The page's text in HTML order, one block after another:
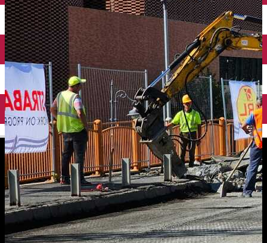
English